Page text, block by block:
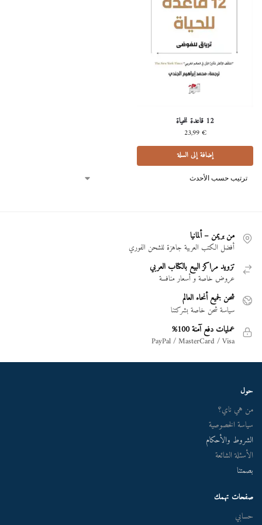
12 قاعدة للحياة
23,99€
إضافة إلى السلة
من بريمن – ألمانيا
أفضل الكتب العربية جاهزة للشحن الفوري
تزويد مراكز البيع بالكتاب العربي
عروض خاصة و أسعار منافسة
شحن لجميع أنحاء العالم
سياسة شحن خاصة بشركتنا
عمليات دفع آمنة 100%
PayPal / MasterCard / Visa
حول
من هي ناي؟
سياسة الخصوصية
الشروط والأحكام
الأسئلة الشائعة
بصمتنا
صفحات تهمك
حسابي